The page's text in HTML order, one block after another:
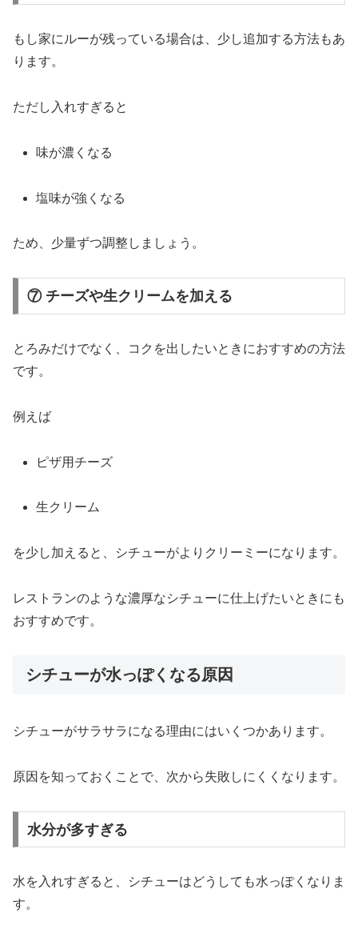
もし家に ルーが残っている場合は、 少し追加する方法もあ
り ます。
ただし 入れすぎる と
味が濃 く なる
塩味が強 く なる
ため、 少量ずつ調整しま しょう。
⑦ チーズや生クリームを加える
とろみだけでなく、 コク を出したいとき におすすめの方法
です。
例えば
ピザ用チーズ
生クリーム
を少し加える と、 シチューがより ク リー ミーになり ます。
レストランのよう な濃厚なシチューに仕上げたいとき に も
おすすめです。
シチューが水っぽくなる原因
シチューがサラサラになる理由にはいくつかあり ます。
原因 を知っておく こと で、 次から失敗 しに く く なり ます。
水分が多すぎる
水を入れすぎる と、 シチューはどうしても水っぽく なり ま
す。